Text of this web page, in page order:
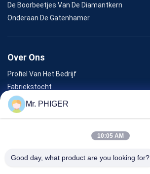
De Boorbeetjes Van De Diamantkern
Onderaan De Gatenhamer
Over Ons
Profiel Van Het Bedrijf
Fabriekstocht
Kwaliteitscontrole
Sitemap
Evenementen
Mr. PHIGER
10:05 AM
Good day, what product are you looking for?